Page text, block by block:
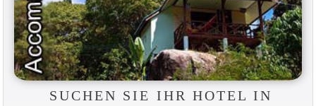
SUCHEN SIE IHR HOTEL IN